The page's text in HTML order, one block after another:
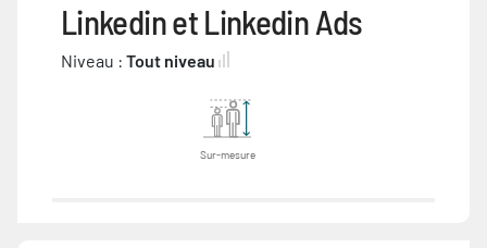
Linkedin et Linkedin Ads
Niveau : Tout niveau
Sur-mesure